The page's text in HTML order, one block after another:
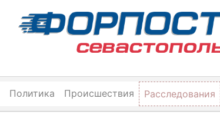
Политика Происшествия Расследования